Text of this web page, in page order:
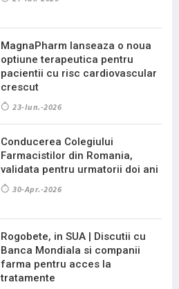
MagnaPharm lanseaza o noua
optiune terapeutica pentru
pacientii cu risc cardiovascular
crescut
23-Iun.-2026
Conducerea Colegiului
Farmacistilor din Romania,
validata pentru urmatorii doi ani
30-Apr.-2026
Rogobete, in SUA | Discutii cu
Banca Mondiala si companii
farma pentru acces la
tratamente